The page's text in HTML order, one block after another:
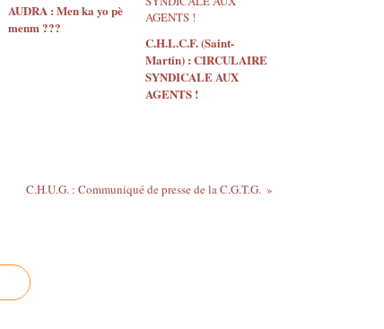
AUDRA : Men ka yo pè
menm ???
C.H.L.C.F. (Saint-
Martin) : CIRCULAIRE
SYNDICALE AUX
AGENTS !
C.H.U.G. : Communiqué de presse de la C.G.T.G.